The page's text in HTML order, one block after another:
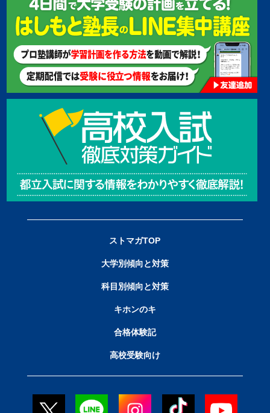
ストマガTOP
大学別傾向と対策
科目別傾向と対策
キホンのキ
合格体験記
高校受験向け